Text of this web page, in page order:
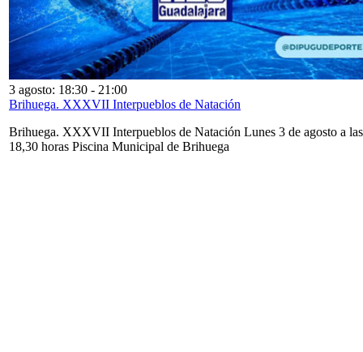
3 agosto: 18:30 - 21:00
Brihuega. XXXVII Interpueblos de Natación
Brihuega. XXXVII Interpueblos de Natación Lunes 3 de agosto a las
18,30 horas Piscina Municipal de Brihuega